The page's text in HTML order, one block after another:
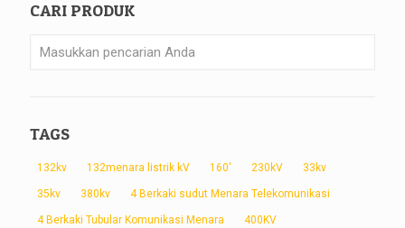
CARI PRODUK
TAGS
132kv 132menara listrik kV 160' 230kV 33kv
35kv 380kv 4 Berkaki sudut Menara Telekomunikasi
4 Berkaki Tubular Komunikasi Menara 400KV